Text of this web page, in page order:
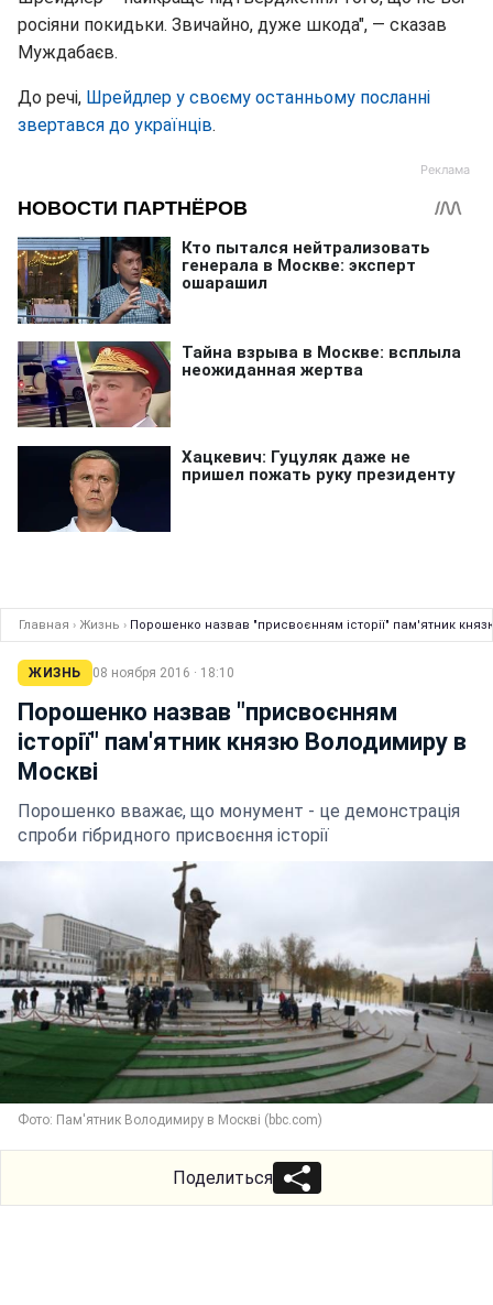
росіяни покидьки. Звичайно, дуже шкода", — сказав
Муждабаєв.
До речі, Шрейдлер у своєму останньому посланні
звертався до українців.
Главная › Жизнь › Порошенко назвав "присвоєнням історії" пам'ятник
ЖИЗНЬ 08 ноября 2016 · 18:10
Порошенко назвав "присвоєнням
історії" пам'ятник князю Володимиру в
Москві
Порошенко вважає, що монумент - це демонстрація
спроби гібридного присвоєння історії
Фото: Пам'ятник Володимиру в Москві (bbc.com)
Поделиться